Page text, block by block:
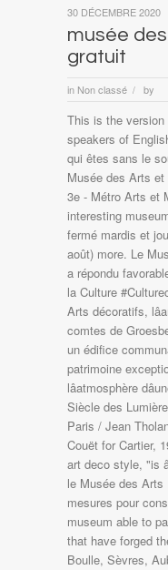
musée
gratuit
in Non classé / by
30 DÉCEMBRE 2020
This is the version of our website addressed to speakers of English in the United States. A vous qui êtes sans le sou, ce dossier est pour vous. Musée des Arts et Métiers; 60 rue Réaumur, Paris 3e - Métro Arts et Métiers. In my opinion, the most interesting museum in Paris. Ouvert de 11h â 18h fermé mardis et jours fériés (ouvert 14 juillet et 15 août) more. Le Musée des arts décoratifs de Paris a répondu favorablement à lâappel du Ministère de la Culture #Culturecheznous. Ecrin du Musée des Arts décoratifs, lâancien hôtel particu­lier des comtes de Groesbeeck et des marquis de Croix est un édifice communal du 18e siècle classé au patrimoine exceptionnel de Wallonie.Il évoque lâatmosphère dâune demeure aris­tocratique du Siècle des Lumières. Musée des Arts Décoratifs, Paris / Jean Tholance Pendulum Clock by Atelier Couët for Cartier, 1927 This clock, designed in high art deco style, "is â¦ L'absence de visiteurs entraîne le Musée des Arts Décoratifs à prendre des mesures pour conserver leurs Åuvres. It is the only museum able to pay tribute to all the great names that have forged the history of French taste, from Boulle, Sèvres, Aubusson, Christofle, Lalique and Guimard to Mallet Stevens, Le Corbusier, Perriand and Starck. Such an exte, Visited the Harperâs Bazaar exhibition. Nice collections of various eras. Le Musée des Arts Décoratifs vous propose ainsi à son tour dâexplorer ses collections grâce à des visites à 360°, comme si vous y étiez ! In this museum you can travel back in time and have an authentic impression of how people used to live in the past. musée des arts décoratifs parís â¢ musée des arts décoratifs parís photos â¢ musée des arts décoratifs parís location â¢ musée des arts décoratifs parís address â¢ - Hotel-de-Ville, Performances in 19th Arr. This tour includes a skip-the-line admission ticket, which should save hours of waiting in line. Elle est exposée à lâintérieur de lâHôtel de Donon, un hôtel particulier typique de la période de la Renaissance française. Organisation d'ateliers et animations pour enfants. Métro : Palais Royal-Musée du Louvre (lignes 1,7), Tuileries (ligne 1), Pyramides (lignes 7, 14) Bus : lignes 21, 27, 39, 48, 68, 72, 81, 95 Parking : Carrousel du Louvre, rue des Pyramides. musée des arts décoratifs paris â¢ musée des arts décoratifs paris photos â¢ musée des arts décoratifs paris location â¢ musée des arts décoratifs paris address â¢ You have to find your own way. La collection du musée a été réunie par Ernest Cognacq et son épouse Marie-Louise Jay entre les années 1900 et 1925. Most explanations are only in French. recommend taking the free audioguide. The Musée des Arts Décoratifs fulfils a unique role in the French cultural landscape. Visitez le Musée d'arts de Nantes et parcourez l'histoire de l'art, du 13e au 21e siècle. If you book with Tripadvisor, you can cancel up to 24 hours before your tour starts for a full refund. Les luxes s'exposent au musée des Arts Décoratifs du 14 octobre 2020 au 2 mai 2021. Les révolutions du sublime. - Luxembourg, Historic Sites in 4th Arr. my opinion. 1,043 Photos. By contrast, the MdAD has a fascinat, I was blown away by the Dior exhibition. Musée Marthe Donas. What's the best way to see Musee des Arts Decoratifs? I thought the McQueen exhibition at the V&A a few years ago was incredible, but, Amazing retrospective of Dior curated by history, designer, collection,colour, perfumes, accessories, muses etc. And the "cafe" is so much more than that! ××¨××¡ ××× × ×××. Ainsi, depuis votre canapé, découvrez et redécouvrez gratuitement lâinfinité de splendeurs du fabuleux Musées des Arts Décoratifsâ¦ Situé dans une aile du Louvre, le musée des Arts Décoratifs propose à ses visiteurs une plongée dans lâart de [â¦] Plus, you have the option of a morning or afternoon departure time to suit your schedule, or upgrade